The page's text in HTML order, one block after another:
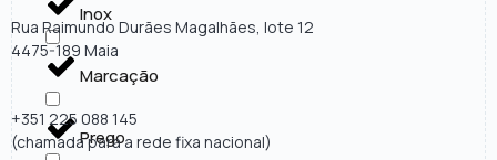
Inox
Marcação
Prego
Rua Raimundo Durães Magalhães, lote 12
4475-189 Maia
+351 225 088 145
(chamada para a rede fixa nacional)